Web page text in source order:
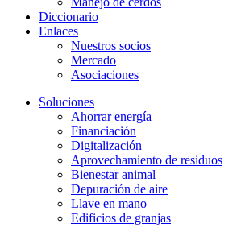
Diccionario
Enlaces
Nuestros socios
Mercado
Asociaciones
Soluciones
Ahorrar energía
Financiación
Digitalización
Aprovechamiento de residuos
Bienestar animal
Depuración de aire
Llave en mano
Edificios de granjas